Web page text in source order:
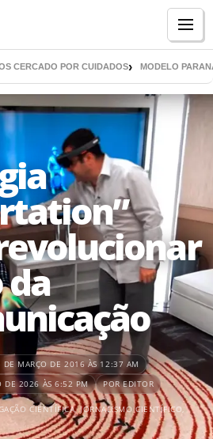
CERCADO POR CUIDADOS MODELO
DE MARÇO DE 2016 ÀS 12:37 AM
DE 2026 ÀS 6:52 PM
POR EDITOR
CIENTÍFICA,JORNALISMO CIENTÍFICO